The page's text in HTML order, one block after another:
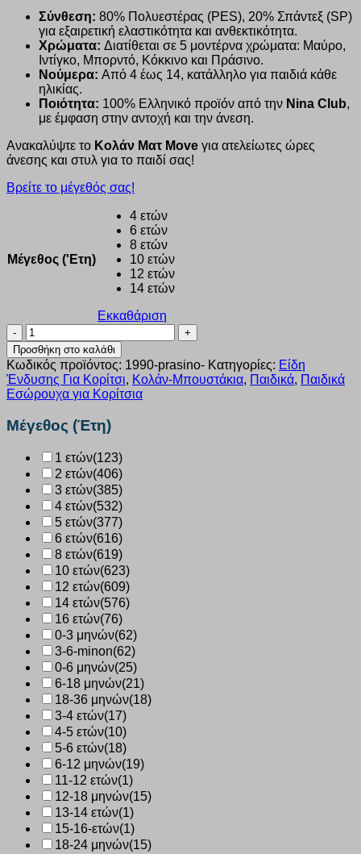
Σύνθεση: 80% Πολυεστέρας (PES), 20% Σπάντεξ (SP)
για εξαιρετική ελαστικότητα και ανθεκτικότητα.
Χρώματα: Διατίθεται σε 5 μοντέρνα χρώματα: Μαύρο,
Ιντίγκο, Μπορντό, Κόκκινο και Πράσινο.
Νούμερα: Από 4 έως 14, κατάλληλο για παιδιά κάθε
ηλικίας.
Ποιότητα: 100% Ελληνικό προϊόν από την Nina Club,
με έμφαση στην αντοχή και την άνεση.
Ανακαλύψτε το Κολάν Ματ Move για ατελείωτες ώρες
άνεσης και στυλ για το παιδί σας!
Βρείτε το μέγεθός σας!
Μέγεθος ('Ετη)
4 ετών
6 ετών
8 ετών
10 ετών
12 ετών
14 ετών
Εκκαθάριση
Κολάν
παιδικό
Nina
Club
Ματ
πράσινο
1990
ποσότητα
Προσθήκη στο καλάθι
Κωδικός προϊόντος: 1990-prasino- Κατηγορίες: Είδη
Ένδυσης Για Κορίτσι, Κολάν-Μπουστάκια, Παιδικά, Παιδικά
Εσώρουχα για Κορίτσια
Μέγεθος (Έτη)
1 ετών(123)
2 ετών(406)
3 ετών(385)
4 ετών(532)
5 ετών(377)
6 ετών(616)
8 ετών(619)
10 ετών(623)
12 ετών(609)
14 ετών(576)
16 ετών(76)
0-3 μηνών(62)
3-6-minon(62)
0-6 μηνών(25)
6-18 μηνών(21)
18-36 μηνών(18)
3-4 ετών(17)
4-5 ετών(10)
5-6 ετών(18)
6-12 μηνών(19)
11-12 ετών(1)
12-18 μηνών(15)
13-14 ετών(1)
15-16-ετών(1)
18-24 μηνών(15)